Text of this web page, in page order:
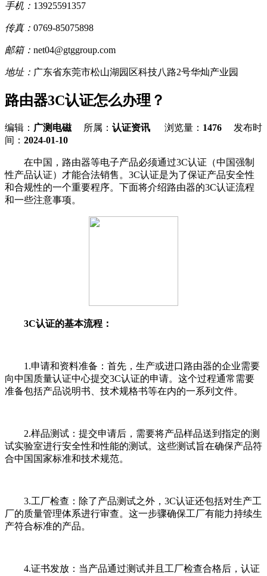
手机： 13925591357
传真： 0769-85075898
邮箱： net04@gtggroup.com
地址： 广东省东莞市松山湖园区科技八路2号华灿产业园
路由器3C认证怎么办理？
编辑： 广测电磁所属： 认证资讯 浏览量： 1476 发布时
间： 2024-01-10
在中国，路由器等电子产品必须通过3C认证（中国强制
性产品认证）才能合法销售。3C认证是为了保证产品安全性
和合规性的一个重要程序。下面将介绍路由器的3C认证流程
和一些注意事项。
3C认证的基本流程：
1.申请和资料准备：首先，生产或进口路由器的企业需要
向中国质量认证中心提交3C认证的申请。这个过程通常需要
准备包括产品说明书、技术规格书等在内的一系列文件。
2.样品测试：提交申请后，需要将产品样品送到指定的测
试实验室进行安全性和性能的测试。这些测试旨在确保产品符
合中国国家标准和技术规范。
3.工厂检查：除了产品测试之外，3C认证还包括对生产工
厂的质量管理体系进行审查。这一步骤确保工厂有能力持续生
产符合标准的产品。
4.证书发放：当产品通过测试并且工厂检查合格后，认证